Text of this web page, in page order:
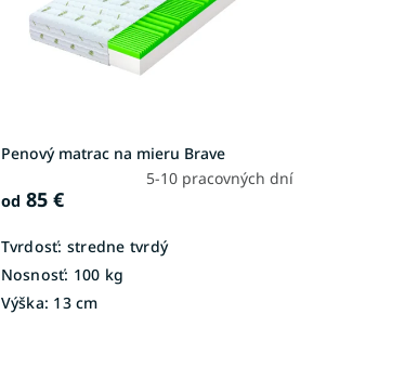
Penový matrac na mieru Brave
5-10 pracovných dní
od 85 €
Tvrdosť: stredne tvrdý
Nosnosť: 100 kg
Výška: 13 cm